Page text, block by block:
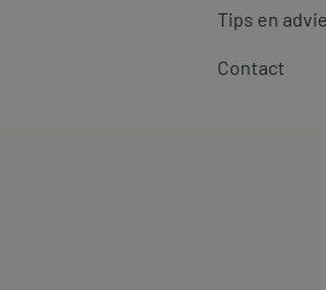
Tips en
Contact